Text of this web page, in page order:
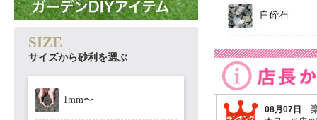
SIZE
サイズから砂利を選ぶ
1mm〜